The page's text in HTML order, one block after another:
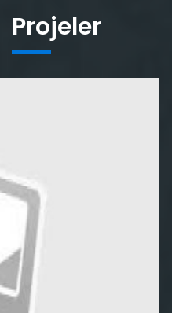
Projeler